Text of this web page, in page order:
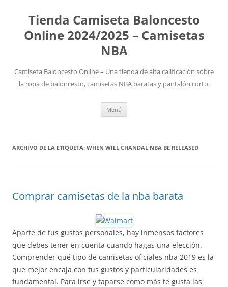
Tienda Camiseta Baloncesto
Online 2024/2025 – Camisetas
NBA
Camiseta Baloncesto Online – Una tienda de alta calificación sobre
la ropa de baloncesto, camisetas NBA baratas y pantalón corto.
Menú
ARCHIVO DE LA ETIQUETA: WHEN WILL CHANDAL NBA BE RELEASED
Comprar camisetas de la nba barata
Aparte de tus gustos personales, hay inmensos factores
que debes tener en cuenta cuando hagas una elección.
Comprender qué tipo de camisetas oficiales nba 2019 es la
que mejor encaja con tus gustos y particularidades es
fundamental. Para irse y taparse como más te gusta las